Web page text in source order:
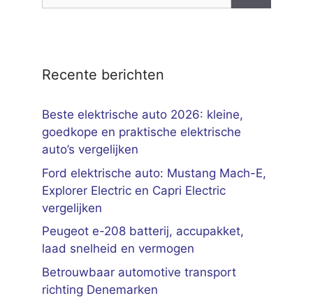
Recente berichten
Beste elektrische auto 2026: kleine,
goedkope en praktische elektrische
auto’s vergelijken
Ford elektrische auto: Mustang Mach-E,
Explorer Electric en Capri Electric
vergelijken
Peugeot e-208 batterij, accupakket,
laad snelheid en vermogen
Betrouwbaar automotive transport
richting Denemarken